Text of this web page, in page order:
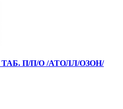
П/П/О /АТОЛЛ/ОЗОН/